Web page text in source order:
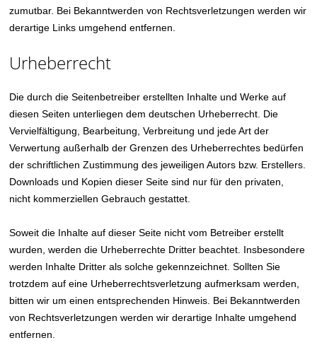
zumutbar. Bei Bekanntwerden von Rechtsverletzungen werden wir
derartige Links umgehend entfernen.
Urheberrecht
Die durch die Seitenbetreiber erstellten Inhalte und Werke auf
diesen Seiten unterliegen dem deutschen Urheberrecht. Die
Vervielfältigung, Bearbeitung, Verbreitung und jede Art der
Verwertung außerhalb der Grenzen des Urheberrechtes bedürfen
der schriftlichen Zustimmung des jeweiligen Autors bzw. Erstellers.
Downloads und Kopien dieser Seite sind nur für den privaten,
nicht kommerziellen Gebrauch gestattet.
Soweit die Inhalte auf dieser Seite nicht vom Betreiber erstellt
wurden, werden die Urheberrechte Dritter beachtet. Insbesondere
werden Inhalte Dritter als solche gekennzeichnet. Sollten Sie
trotzdem auf eine Urheberrechtsverletzung aufmerksam werden,
bitten wir um einen entsprechenden Hinweis. Bei Bekanntwerden
von Rechtsverletzungen werden wir derartige Inhalte umgehend
entfernen.